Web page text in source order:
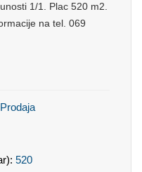
1/1. Plac 520 m2.
na tel. 069
Prodaja
520